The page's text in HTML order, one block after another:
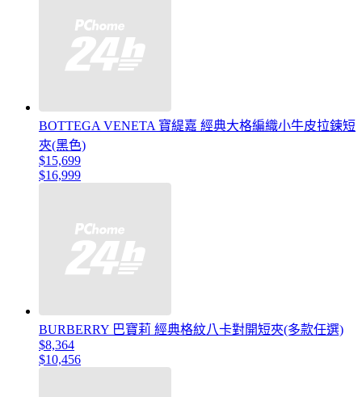
BOTTEGA VENETA 寶緹嘉 經典大格編織小牛皮拉鍊短
夾(黑色)
$15,699
$16,999
BURBERRY 巴寶莉 經典格紋八卡對開短夾(多款任選)
$8,364
$10,456